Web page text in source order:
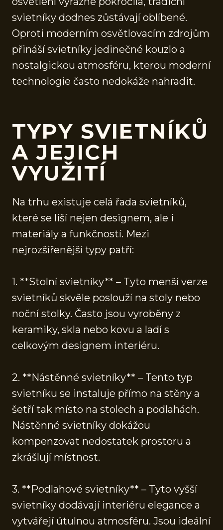
svietníky dodnes zůstávají oblíbené.
Oproti moderním osvětlovacím zdrojům
přináší svietníky jedinečné kouzlo a
nostalgickou atmosféru, kterou moderní
technologie často nedokáže nahradit.
TYPY SVIETNÍKŮ
A JEJICH
VYUŽITÍ
Na trhu existuje celá řada svietníků,
které se liší nejen designem, ale i
materiály a funkčností. Mezi
nejrozšířenější typy patří:
1. **Stolní svietníky** – Tyto menší verze
svietníků skvěle poslouží na stoly nebo
noční stolky. Často jsou vyroběny z
keramiky, skla nebo kovu a ladí s
celkovým designem interiéru.
2. **Nástěnné svietníky** – Tento typ
svietníku se instaluje přímo na stěny a
šetří tak místo na stolech a podlahách.
Nástěnné svietníky dokážou
kompenzovat nedostatek prostoru a
zkrášlují místnost.
3. **Podlahové svietníky** – Tyto vyšší
svietníky dodávají interiéru elegance a
vytvářejí útulnou atmosféru. Jsou ideální